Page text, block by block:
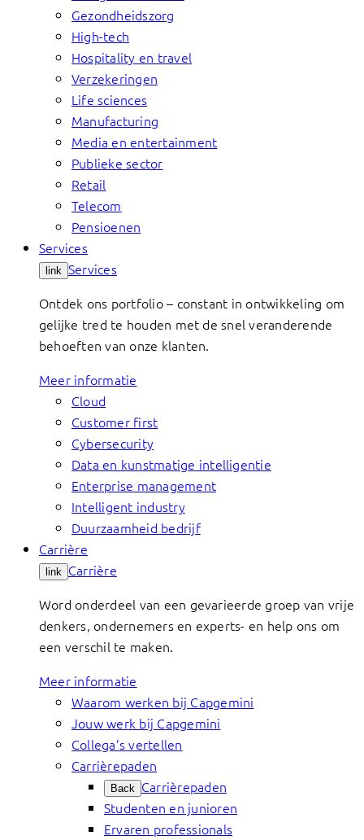
Gezondheidszorg
High-tech
Hospitality en travel
Verzekeringen
Life sciences
Manufacturing
Media en entertainment
Publieke sector
Retail
Telecom
Pensioenen
Services
link Services
Ontdek ons portfolio – constant in ontwikkeling om
gelijke tred te houden met de snel veranderende
behoeften van onze klanten.
Meer informatie
Cloud
Customer first
Cybersecurity
Data en kunstmatige intelligentie
Enterprise management
Intelligent industry
Duurzaamheid bedrijf
Carrière
link Carrière
Word onderdeel van een gevarieerde groep van vrije
denkers, ondernemers en experts- en help ons om
een verschil te maken.
Meer informatie
Waarom werken bij Capgemini
Jouw werk bij Capgemini
Collega’s vertellen
Carrièrepaden
Back Carrièrepaden
Studenten en junioren
Ervaren professionals